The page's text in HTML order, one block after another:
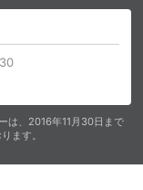
ちらから視聴いただく
は、2016年11月30日まで
ます。